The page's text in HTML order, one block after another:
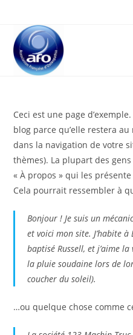
Ceci est une page
blog parce qu’elle restera
dans la navigation de votre
thèmes). La plupart des
« À propos » qui les
Cela pourrait ressembler à
Bonjour ! Je suis un
et voici mon site. J’habite
baptisé Russell, et j’aime
la pluie soudaine lors de
coucher du soleil).
…ou quelque chose comme